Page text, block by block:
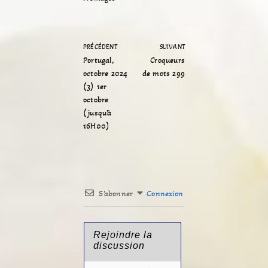
PRÉCÉDENT
Portugal,
octobre 2024
(3) 1er
octobre
(jusqu’à
16H00)
SUIVANT
Croqueurs
de mots 299
S’abonner Connexion